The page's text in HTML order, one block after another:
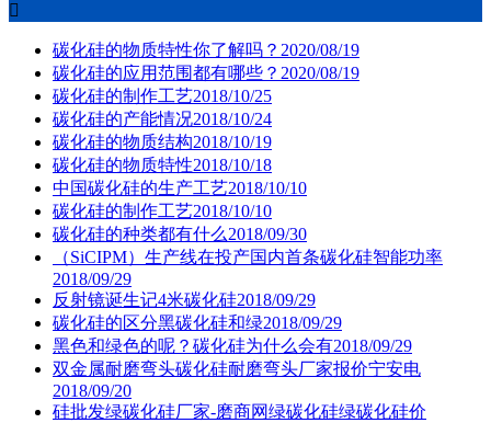

碳化硅的物质特性你了解吗？ 2020/08/19
碳化硅的应用范围都有哪些？ 2020/08/19
碳化硅的制作工艺2018/10/25
碳化硅的产能情况2018/10/24
碳化硅的物质结构2018/10/19
碳化硅的物质特性2018/10/18
中国碳化硅的生产工艺2018/10/10
碳化硅的制作工艺2018/10/10
碳化硅的种类都有什么2018/09/30
（SiCIPM）生产线在投产国内首条碳化硅智能功率
2018/09/29
反射镜诞生记4米碳化硅2018/09/29
碳化硅的区分黑碳化硅和绿2018/09/29
黑色和绿色的呢？碳化硅为什么会有2018/09/29
双金属耐磨弯头碳化硅耐磨弯头厂家报价宁安电
2018/09/20
硅批发绿碳化硅厂家-磨商网绿碳化硅绿碳化硅价